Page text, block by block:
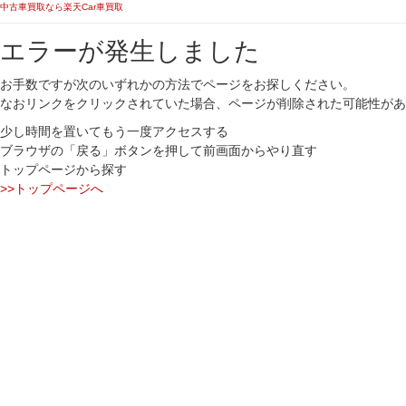
中古車買取なら楽天Car車買取
エラーが発生しました
お手数ですが次のいずれかの方法でページをお探しください。
なおリンクをクリックされていた場合、ページが削除された可能性が
少し時間を置いてもう一度アクセスする
ブラウザの「戻る」ボタンを押して前画面からやり直す
トップページから探す
>>トップページへ